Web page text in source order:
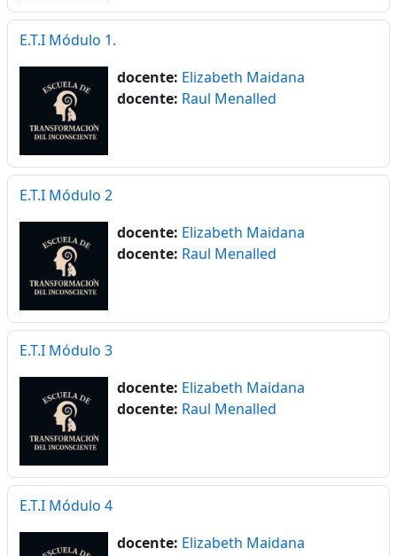
E.T.I Módulo 1.
docente: Elizabeth Maidana
docente: Raul Menalled
E.T.I Módulo 2
docente: Elizabeth Maidana
docente: Raul Menalled
E.T.I Módulo 3
docente: Elizabeth Maidana
docente: Raul Menalled
E.T.I Módulo 4
docente: Elizabeth Maidana